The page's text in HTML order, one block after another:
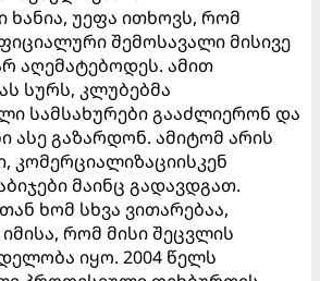
ხანია, უეფა ითხოვს, რომ
შემოსავალი მისივე
აღემატებოდეს. ამით
სურს, კლუბებმა
სამსახურები გააძლიერონ და
ასე გაზარდონ. ამიტომ არის
კომერციალიზაციისკენ
მაინც გადავდგათ.
ხომ სხვა ვითარებაა,
რომ მისი შეცვლის
იყო. 2004 წელს